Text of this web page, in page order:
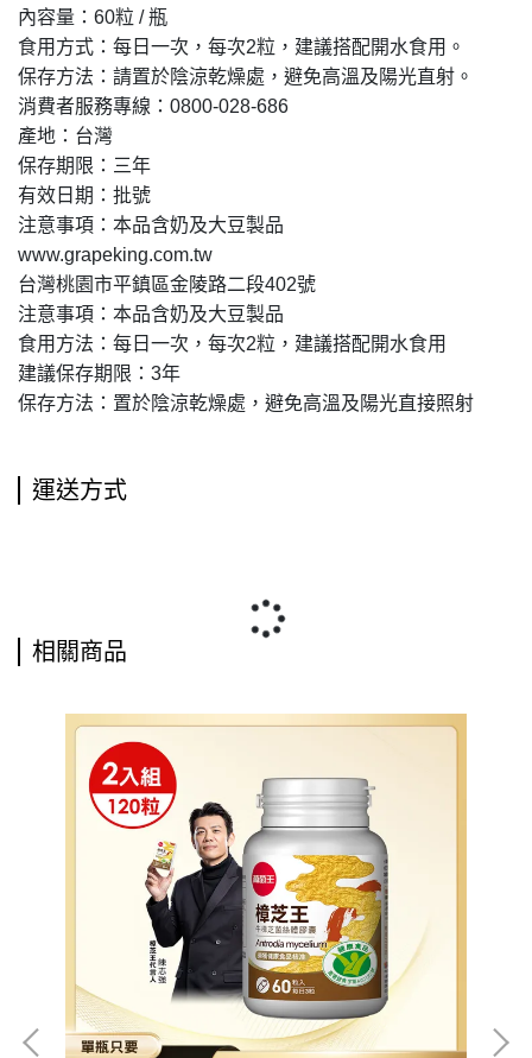
內容量：60粒 / 瓶
食用方式：每日一次，每次2粒，建議搭配開水食用。
保存方法：請置於陰涼乾燥處，避免高溫及陽光直射。
消費者服務專線：0800-028-686
產地：台灣
保存期限：三年
有效日期：批號
注意事項：本品含奶及大豆製品
www.grapeking.com.tw
台灣桃園市平鎮區金陵路二段402號
注意事項：本品含奶及大豆製品
食用方法：每日一次，每次2粒，建議搭配開水食用
建議保存期限：3年
保存方法：置於陰涼乾燥處，避免高溫及陽光直接照射
運送方式
相關商品